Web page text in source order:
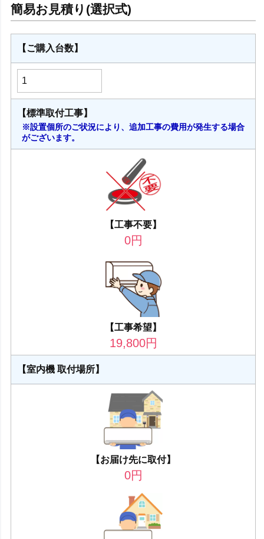
【ご購入台数】
【標準取付工事】
※設置個所のご状況により、追加工事の費用が発生する場合
がございます。
【工事不要】
0円
【工事希望】
19,800円
【室内機 取付場所】
【お届け先に取付】
0円